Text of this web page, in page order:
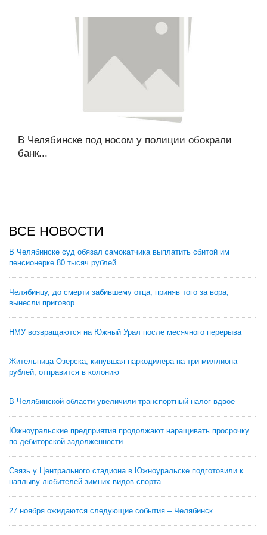
В Челябинске под носом у полиции обокрали
банк...
ВСЕ НОВОСТИ
В Челябинске суд обязал самокатчика выплатить сбитой им
пенсионерке 80 тысяч рублей
Челябинцу, до смерти забившему отца, приняв того за вора,
вынесли приговор
НМУ возвращаются на Южный Урал после месячного перерыва
Жительница Озерска, кинувшая наркодилера на три миллиона
рублей, отправится в колонию
В Челябинской области увеличили транспортный налог вдвое
Южноуральские предприятия продолжают наращивать просрочку
по дебиторской задолженности
Связь у Центрального стадиона в Южноуральске подготовили к
наплыву любителей зимних видов спорта
27 ноября ожидаются следующие события – Челябинск